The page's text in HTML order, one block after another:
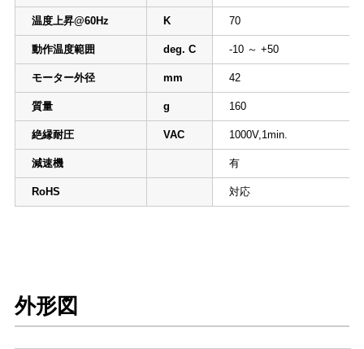
温度上昇@60Hz K 70
動作温度範囲 deg. C -10 ～ +50
モーター外径 mm 42
質量 g 160
絶縁耐圧 VAC 1000V,1min.
減速機 有
RoHS 対応
外形図